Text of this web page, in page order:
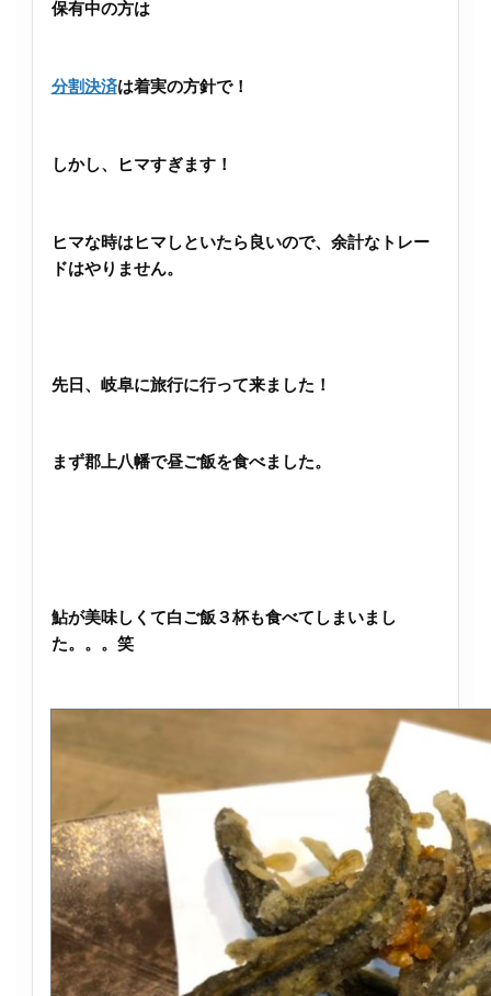
保有中の方は
分割決済は着実の方針で！
しかし、ヒマすぎます！
ヒマな時はヒマしといたら良いので、余計なトレー
ドはやりません。
先日、岐阜に旅行に行って来ました！
まず郡上八幡で昼ご飯を食べました。
鮎が美味しくて白ご飯３杯も食べてしまいまし
た。。。笑